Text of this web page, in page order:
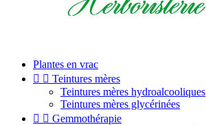
Plantes en vrac
  Teintures mères
Teintures mères hydroalcooliques
Teintures mères glycérinées
  Gemmothérapie